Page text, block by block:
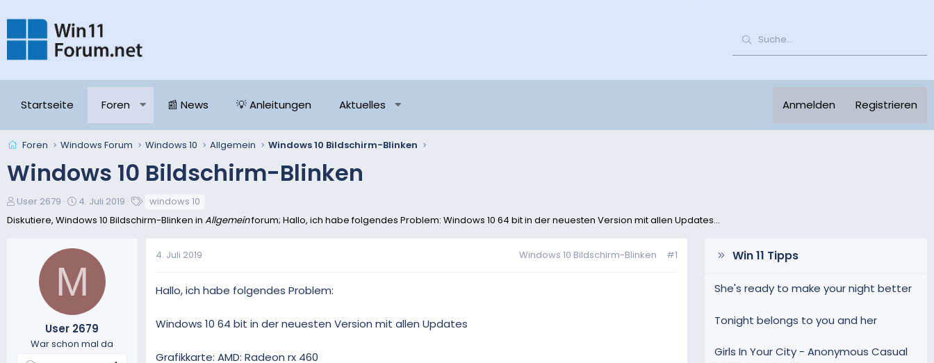
Startseite Foren 📰 News 💡 Anleitungen Aktuelles Anmelden Registrieren
Foren Windows Forum Windows 10 Allgemein Windows 10 Bildschirm-Blinken
Windows 10 Bildschirm-Blinken
E
s
User 2679
E
s
l
l
a
m
4. Juli 2019
h
windows 10
Diskutiere, Windows 10 Bildschirm-Blinken in Allgemeinforum; Hallo, ich habe folgendes Problem: Windows 10 64 bit in der neuesten Version mit allen Updates...
M
User 2679
War schon mal da
4. Juli 2019 Windows 10 Bildschirm-Blinken #1
Hallo, ich habe folgendes Problem:
Windows 10 64 bit in der neuesten Version mit allen Updates
Grafikkarte: AMD: Radeon rx 460
Win 11 Tipps
She's ready to make your night better
Tonight belongs to you and her
Girls In Your City - Anonymous Casual